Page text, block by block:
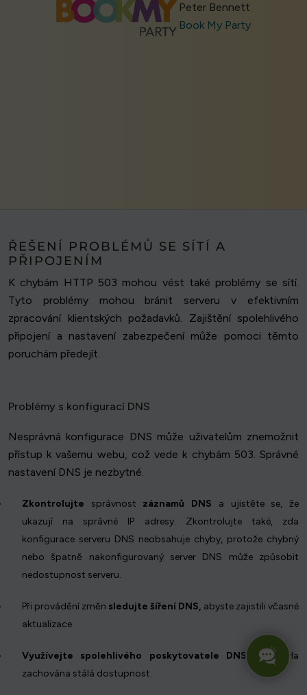
Peter Bennett
Book My Party
ŘEŠENÍ PROBLÉMŮ SE SÍTÍ A
PŘIPOJENÍM
K chybám HTTP 503 mohou vést také problémy se sítí.
Tyto problémy mohou bránit serveru v efektivním
zpracování klientských požadavků. Zajištění spolehlivého
připojení a nastavení zabezpečení může pomoci těmto
poruchám předejít.
Problémy s konfigurací DNS
Nesprávná konfigurace DNS může uživatelům znemožnit
přístup k vašemu webu, což vede k chybám 503. Správné
nastavení DNS je nezbytné.
Zkontrolujte správnost záznamů DNS a ujistěte se, že
ukazují na správné IP adresy. Zkontrolujte také, zda
konfigurace serveru DNS neobsahuje chyby, protože chybný
nebo špatně nakonfigurovaný server DNS může způsobit
nedostupnost serveru.
Při provádění změn sledujte šíření DNS, abyste zajistili včasné
aktualizace.
Využívejte spolehlivého poskytovatele DNS,
aby byla
zachována stálá dostupnost.